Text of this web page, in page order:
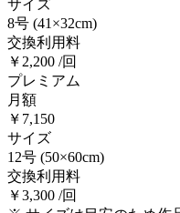
サイズ
8号 (41×32cm)
交換利用料
￥2,200 /回
プレミアム
月額
￥7,150
サイズ
12号 (50×60cm)
交換利用料
￥3,300 /回